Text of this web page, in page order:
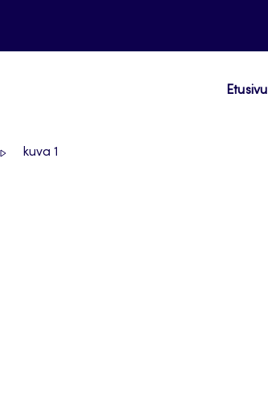
Etusivu
kuva 1